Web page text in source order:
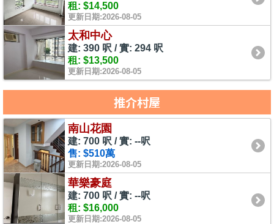
租: $14,500
更新日期:2026-08-05
太和中心
建: 390 呎 / 實: 294 呎
租: $13,500
更新日期:2026-08-05
推介村屋
南山花園
建: 700 呎 / 實: --呎
售: $510萬
更新日期:2026-08-05
華樂豪庭
建: 700 呎 / 實: --呎
租: $16,000
更新日期:2026-08-05